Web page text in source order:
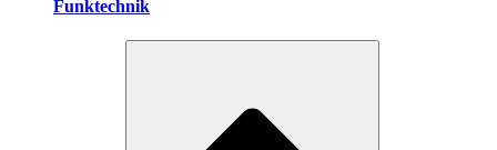
Funktechnik